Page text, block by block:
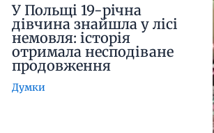
У Польщі 19-річна
дівчина знайшла у лісі
немовля: історія
отримала несподіване
продовження
Думки